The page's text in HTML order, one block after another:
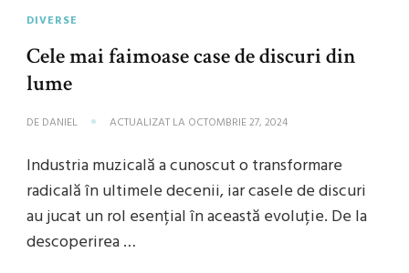
DIVERSE
Cele mai faimoase case de discuri din
lume
DE DANIEL ACTUALIZAT LA OCTOMBRIE 27, 2024
Industria muzicală a cunoscut o transformare
radicală în ultimele decenii, iar casele de discuri
au jucat un rol esențial în această evoluție. De la
descoperirea …